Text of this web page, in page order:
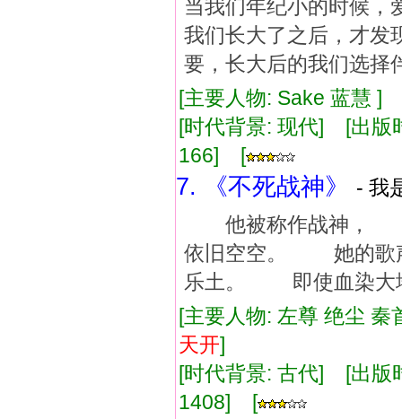
当我们年纪小的时候，
我们长大了之后，才发
要，长大后的我们选择
[主要人物: Sake 蓝慧
[时代背景: 现代] [出
166] [
7. 《不死战神》
- 我
他被称作战神，
依旧空空。 她的歌
乐土。 即使血染
[主要人物: 左尊 绝尘
天开]
[时代背景: 古代] [出
1408] [